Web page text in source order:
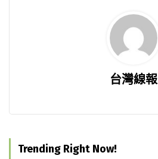
台灣線報
Trending Right Now!